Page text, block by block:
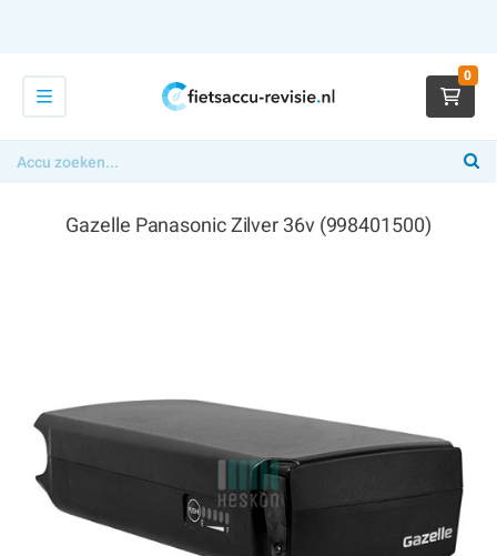
0
Gazelle Panasonic Zilver 36v (998401500)